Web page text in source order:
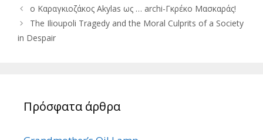
ο Καραγκιοζάκος Akylas ως … archi-Γκρέκο Μασκαράς!
The Ilioupoli Tragedy and the Moral Culprits of a Society
in Despair
Πρόσφατα άρθρα